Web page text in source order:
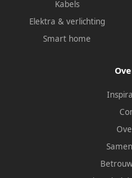
Kabels
Elektra & verlichting
Smart home